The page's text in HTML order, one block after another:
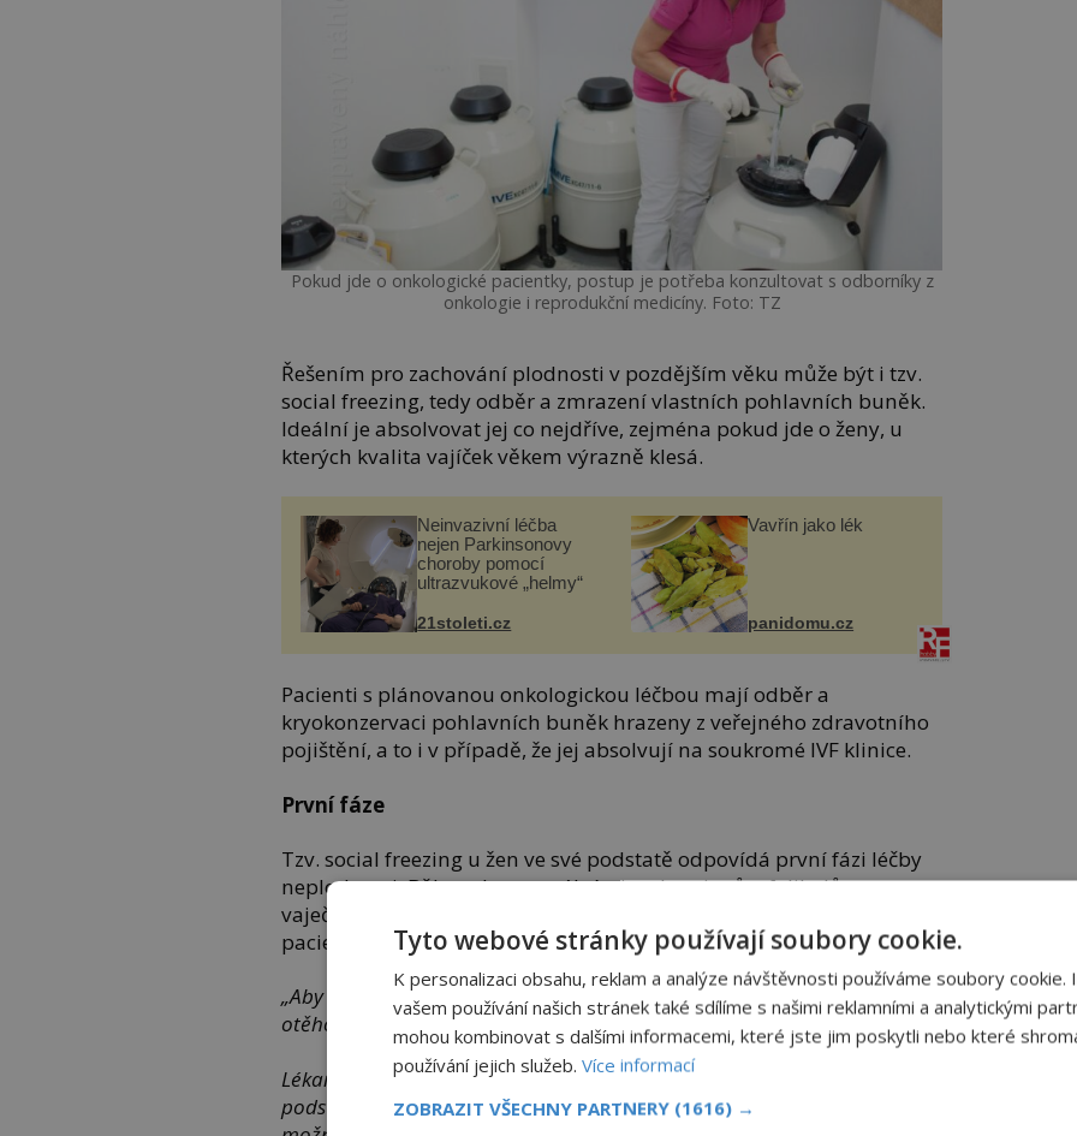
Pokud jde o onkologické pacientky, postup je potřeba konzultovat s odborníky z
onkologie i reprodukční medicíny. Foto: TZ
Řešením pro zachování plodnosti v pozdějším věku může být i tzv.
social freezing, tedy odběr a zmrazení vlastních pohlavních buněk.
Ideální je absolvovat jej co nejdříve, zejména pokud jde o ženy, u
kterých kvalita vajíček věkem výrazně klesá.
Neinvazivní léčba
nejen Parkinsonovy
choroby pomocí
ultrazvukové „helmy“
21stoleti.cz
Vavřín jako lék
panidomu.cz
Pacienti s plánovanou onkologickou léčbou mají odběr a
kryokonzervaci pohlavních buněk hrazeny z veřejného zdravotního
pojištění, a to i v případě, že jej absolvují na soukromé IVF klinice.
První fáze
Tzv. social freezing u žen ve své podstatě odpovídá první fázi léčby
neplodnosti. Během hormonální stimulace je růst folikulů ve
vaječnících monitorován ultrazvukovým vyšetřením, následně
pacientka přichází k odběru vajíček a jejich zmrazení.
„Aby měla žena solidní šanci, že po deseti letech se zamrazenými vajíčky
otěhotní, potřebuje jich podle literatury přibližně třicet.
Lékař s praxí již odhadne, kolik odběrů bude daná pacientka muset
podstoupit a zda je pro ni tato metoda vhodná a také vzhledem k věku
Tyto webové stránky používají soubory cookie.
K personalizaci obsahu, reklam a analýze návštěvnosti používáme soubory cookie.
vašem používání našich stránek také sdílíme s našimi reklamními a analytickými
mohou kombinovat s dalšími informacemi, které jste jim poskytli nebo které
používání jejich služeb. Více informací
ZOBRAZIT VŠECHNY PARTNERY (1616) →